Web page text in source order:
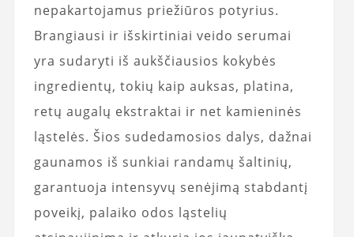
nepakartojamus priežiūros potyrius.
Brangiausi ir išskirtiniai veido serumai
yra sudaryti iš aukščiausios kokybės
ingredientų, tokių kaip auksas, platina,
retų augalų ekstraktai ir net kamieninės
ląstelės. Šios sudedamosios dalys, dažnai
gaunamos iš sunkiai randamų šaltinių,
garantuoja intensyvų senėjimą stabdantį
poveikį, palaiko odos ląstelių